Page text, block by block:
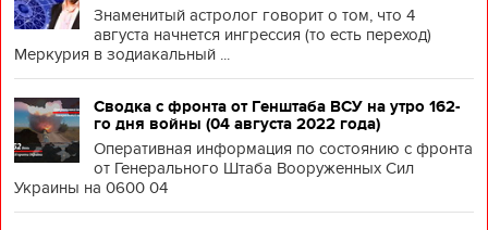
Знаменитый астролог говорит о том, что 4
августа начнется ингрессия (то есть переход)
Меркурия в зодиакальный ...
Сводка с фронта от Генштаба ВСУ на утро 162-
го дня войны (04 августа 2022 года)
Оперативная информация по состоянию с фронта
от Генерального Штаба Вооруженных Сил
Украины на 0600 04